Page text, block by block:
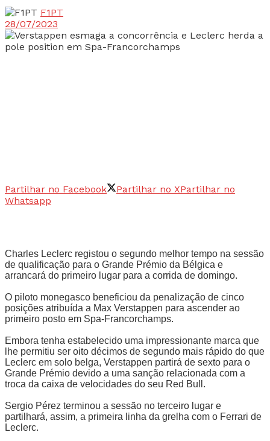
F1PT
28/07/2023
Partilhar no Facebook Partilhar no XPartilhar no
Whatsapp
Charles Leclerc registou o segundo melhor tempo na sessão
de qualificação para o Grande Prémio da Bélgica e
arrancará do primeiro lugar para a corrida de domingo.
O piloto monegasco beneficiou da penalização de cinco
posições atribuída a Max Verstappen para ascender ao
primeiro posto em Spa-Francorchamps.
Embora tenha estabelecido uma impressionante marca que
lhe permitiu ser oito décimos de segundo mais rápido do que
Leclerc em solo belga, Verstappen partirá de sexto para o
Grande Prémio devido a uma sanção relacionada com a
troca da caixa de velocidades do seu Red Bull.
Sergio Pérez terminou a sessão no terceiro lugar e
partilhará, assim, a primeira linha da grelha com o Ferrari de
Leclerc.